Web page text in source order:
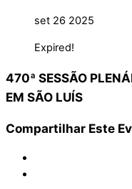
set 26 2025
Expired!
470ª SESSÃO
EM SÃO LUÍS
Compartilhar Este